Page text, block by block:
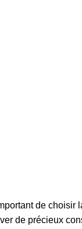
de choisir
de précieux